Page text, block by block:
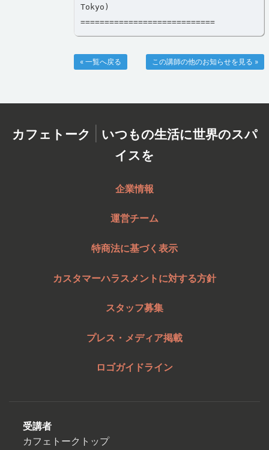
Tokyo)
============================
この講師の他のお知らせを見る »
« 一覧へ戻る
カフェトーク | いつもの生活に世界のスパ
イスを
企業情報
運営チーム
特商法に基づく表示
カスタマーハラスメントに対する方針
スタッフ募集
プレス・メディア掲載
ロゴガイドライン
受講者
カフェトークトップ